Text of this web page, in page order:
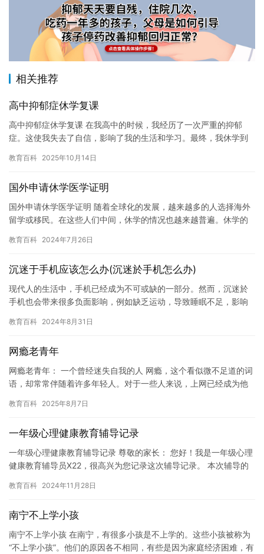
相关推荐
高中抑郁症休学复课
高中抑郁症休学复课 在我高中的时候，我经历了一次严重的抑郁
症。这使我失去了自信，影响了我的生活和学习。最终，我休学到
情绪，…
教育百科 2025年10月14日
国外申请休学医学证明
国外申请休学医学证明 随着全球化的发展，越来越多的人选择海外
留学或移民。在这些人们中间，休学的情况也越来越普遍。休学的
人而…
教育百科 2024年7月26日
沉迷于手机应该怎么办(沉迷於手机怎么办)
现代人的生活中，手机已经成为不可或缺的一部分。然而，沉迷於
手机也会带来很多负面影响，例如缺乏运动，导致睡眠不足，影响
呢？ …
教育百科 2024年8月31日
网瘾老青年
网瘾老青年： 一个曾经迷失自我的人 网瘾，这个看似微不足道的词
语，却常常伴随着许多年轻人。对于一些人来说，上网已经成为他
为…
教育百科 2025年8月7日
一年级心理健康教育辅导记录
一年级心理健康教育辅导记录 尊敬的家长： 您好！我是一年级心理
健康教育辅导员X22，很高兴为您记录这次辅导记录。 本次辅导的
教育百科 2024年11月28日
南宁不上学小孩
南宁不上学小孩 在南宁，有很多小孩是不上学的。这些小孩被称为
“不上学小孩”。他们的原因各不相同，有些是因为家庭经济困难，有